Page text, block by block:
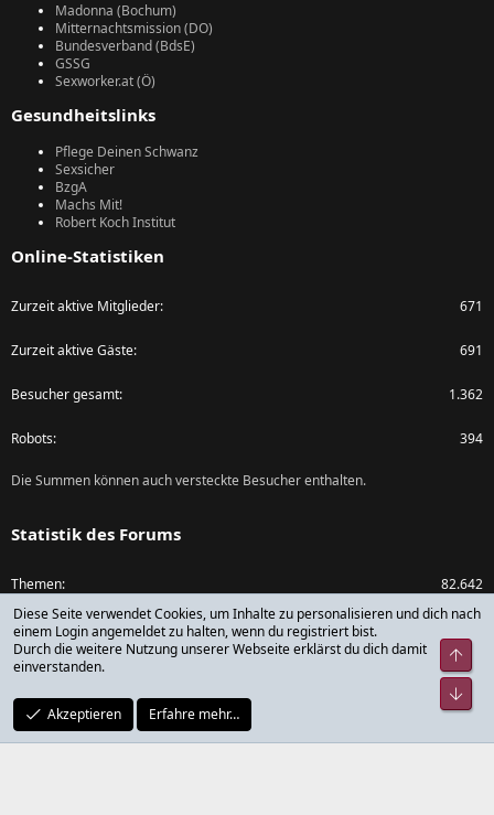
Madonna (Bochum)
Mitternachtsmission (DO)
Bundesverband (BdsE)
GSSG
Sexworker.at (Ö)
Gesundheitslinks
Pflege Deinen Schwanz
Sexsicher
BzgA
Machs Mit!
Robert Koch Institut
Online-Statistiken
Zurzeit aktive Mitglieder 671
Zurzeit aktive Gäste 691
Besucher gesamt 1.362
Robots 394
Die Summen können auch versteckte Besucher enthalten.
Statistik des Forums
Themen 82.642
Beiträge
Mitglieder 79.782
Neuestes Mitglied rickdick
Diese Seite verwendet Cookies, um Inhalte zu personalisieren und dich nach
einem Login angemeldet zu halten, wenn du registriert bist.
Durch die weitere Nutzung unserer Webseite erklärst du dich damit
einverstanden.
Akzeptieren Erfahre mehr…